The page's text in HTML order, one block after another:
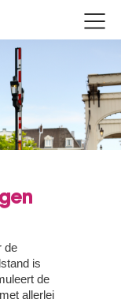
de
is
de
allerlei